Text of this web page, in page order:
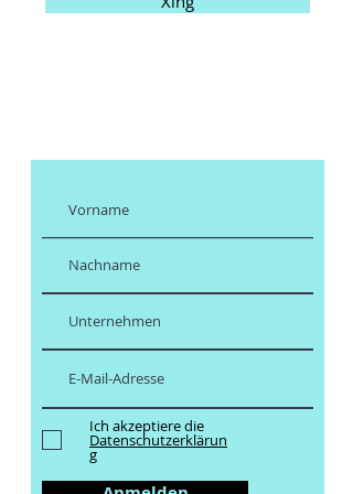
Ich akzeptiere die
Datenschutzerklärun
g